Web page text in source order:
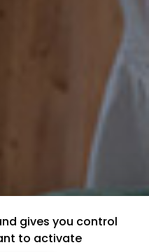
gives you control
to activate